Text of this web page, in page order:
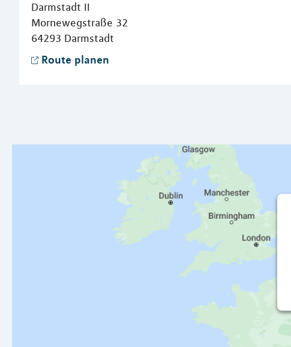
Darmstadt II
Mornewegstraße 32
64293 Darmstadt
Route planen